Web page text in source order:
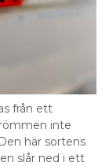
från ett
inte
här sortens
slår ned i ett